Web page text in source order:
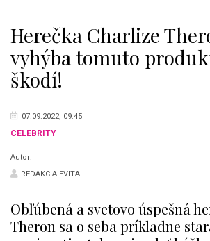
Herečka Charlize
vyhýba tomuto
škodí!
07.09.2022, 09:45
CELEBRITY
Autor:
REDAKCIA EVITA
Obľúbená a svetovo úspešná
Theron sa o seba príkladne